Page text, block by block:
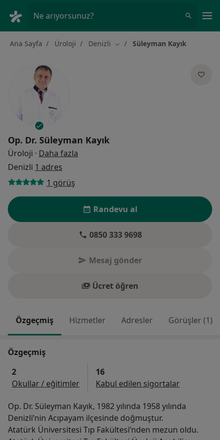
Ne arıyorsunuz?
Ana Sayfa Üroloji Denizli Şehir değiştir
Süleyman Kayık
Op. Dr. Süleyman Kayık
Üroloji · Daha fazla
Denizli 1 adres
1 görüş
Randevu al
0850 333 9698
Mesaj gönder
Ücret öğren
Özgeçmiş Hizmetler Adresler Görüşler (1)
Özgeçmiş
2
Okullar / eğitimler
16
Kabul edilen sigortalar
Op. Dr. Süleyman Kayık, 1982 yılında 1958 yılında
Denizli’nin Acıpayam ilçesinde doğmuştur.
Atatürk Üniversitesi Tıp Fakültesi’nden mezun oldu.